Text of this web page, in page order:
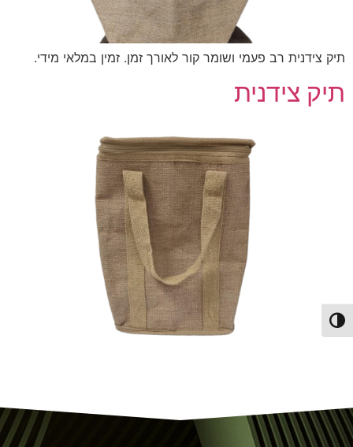
הפעל/כבה ניגודיות גבוהה
תיק צידנית רב פעמי ושומר קור לאורך זמן. זמין במלאי מידי.
תיק צידנית